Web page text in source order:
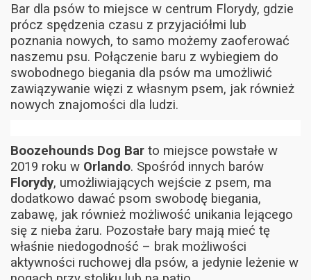
Bar dla psów to miejsce w centrum Florydy, gdzie
prócz spędzenia czasu z przyjaciółmi lub
poznania nowych, to samo możemy zaoferować
naszemu psu. Połączenie baru z wybiegiem do
swobodnego biegania dla psów ma umożliwić
zawiązywanie więzi z własnym psem, jak również
nowych znajomości dla ludzi.
Boozehounds Dog Bar to miejsce powstałe w
2019 roku w Orlando. Spośród innych barów
Florydy, umożliwiających wejście z psem, ma
dodatkowo dawać psom swobodę biegania,
zabawę, jak również możliwość unikania lejącego
się z nieba żaru. Pozostałe bary mają mieć tę
właśnie niedogodność – brak możliwości
aktywności ruchowej dla psów, a jedynie leżenie w